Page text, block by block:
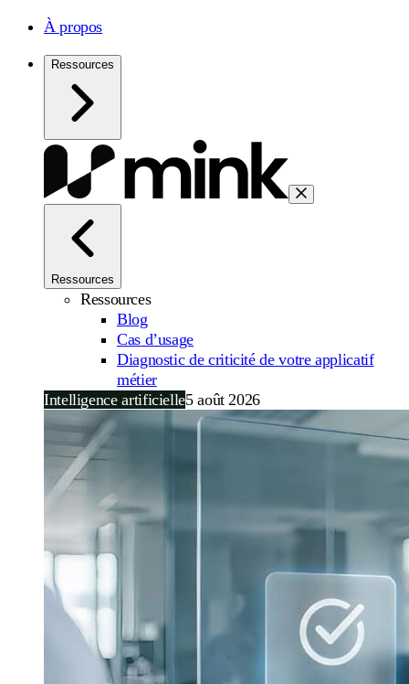
À propos
Ressources
Ressources
Ressources
Blog
Cas d’usage
Diagnostic de criticité de votre applicatif
métier
Intelligence artificielle5 août 2026